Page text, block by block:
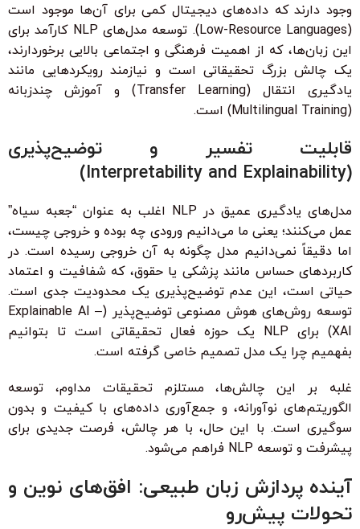
وجود دارند که داده‌های دیجیتال کمی برای آن‌ها موجود است
(Low-Resource Languages). توسعه مدل‌های NLP کارآمد برای
این زبان‌ها، که از اهمیت فرهنگی و اجتماعی بالایی برخوردارند،
یک چالش بزرگ تحقیقاتی است و نیازمند رویکردهایی مانند
یادگیری انتقال (Transfer Learning) و آموزش چندزبانه
(Multilingual Training) است.
قابلیت تفسیر و توضیح‌پذیری
(Interpretability and Explainability)
مدل‌های یادگیری عمیق در NLP اغلب به عنوان “جعبه سیاه”
عمل می‌کنند؛ یعنی ما می‌دانیم ورودی چه بوده و خروجی چیست،
اما دقیقاً نمی‌دانیم مدل چگونه به آن خروجی رسیده است. در
کاربردهای حساس مانند پزشکی یا حقوق، که شفافیت و اعتماد
حیاتی است، این عدم توضیح‌پذیری یک محدودیت جدی است.
توسعه روش‌های هوش مصنوعی توضیح‌پذیر (Explainable AI –
XAI) برای NLP یک حوزه فعال تحقیقاتی است تا بتوانیم
بفهمیم چرا یک مدل تصمیم خاصی گرفته است.
غلبه بر این چالش‌ها، مستلزم تحقیقات مداوم، توسعه
الگوریتم‌های نوآورانه، و جمع‌آوری داده‌های با کیفیت و بدون
سوگیری است. با این حال، با هر چالش، فرصت جدیدی برای
پیشرفت و توسعه NLP فراهم می‌شود.
آینده پردازش زبان طبیعی: افق‌های نوین و
تحولات پیش‌رو